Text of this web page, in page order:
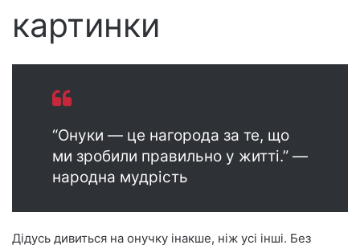
а
картинки
“Онуки — це нагорода за те, що
ми зробили правильно у житті.” —
народна мудрість
Дідусь дивиться на онучку інакше, ніж усі інші. Без